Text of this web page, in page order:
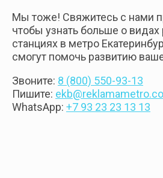
Мы тоже! Свяжитесь с нами
чтобы узнать больше о
станциях в метро
смогут помочь развитию
Звоните: 8 (800) 550-93-13
Пишите:
WhatsApp: +7 93 23 23 13 13